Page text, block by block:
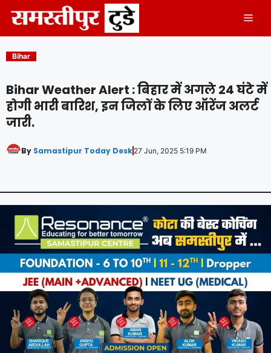
content
Bihar
Bihar Weather Alert : बिहार में अगले 24 घंटे में
होगी भारी बारिश, इन जिलों के लिए ऑरेंज अलर्ट
जारी.
By Samastipur Today Desk 27 Jun, 2025 5:19 PM